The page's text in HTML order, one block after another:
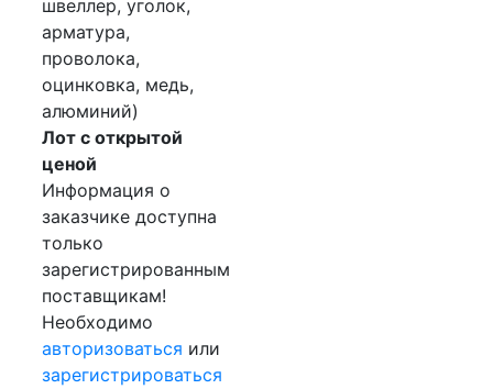
швеллер, уголок,
арматура,
проволока,
оцинковка, медь,
алюминий)
Лот с открытой
ценой
Информация о
заказчике доступна
только
зарегистрированным
поставщикам!
Необходимо
авторизоваться или
зарегистрироваться